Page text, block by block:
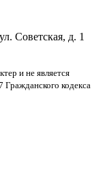
Советская, д. 1
и не является
Гражданского кодекса